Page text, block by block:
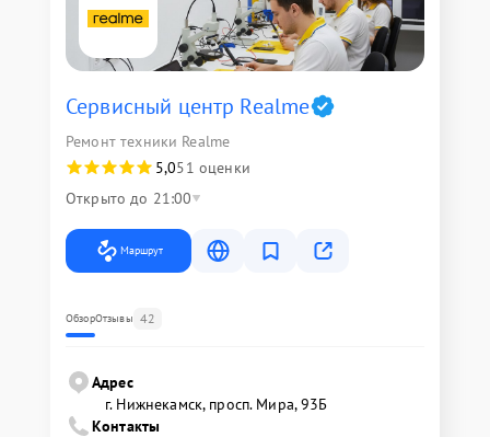
Сервисный центр Realme
Ремонт техники Realme
5,051 оценки
Открыто до 21:00
Маршрут
ОбзорОтзывы 42
Адрес
г. Нижнекамск, просп. Мира, 93Б
Контакты